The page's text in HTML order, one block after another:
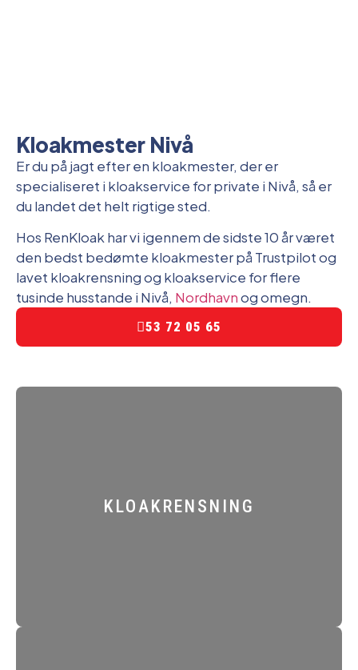
Kloakmester Nivå
Er du på jagt efter en kloakmester, der er
specialiseret i kloakservice for private i Nivå, så er
du landet det helt rigtige sted.
Hos RenKloak har vi igennem de sidste 10 år været
den bedst bedømte kloakmester på Trustpilot og
lavet kloakrensning og kloakservice for flere
tusinde husstande i Nivå, Nordhavnog omegn.
53 72 05 65
KLOAKRENSNING